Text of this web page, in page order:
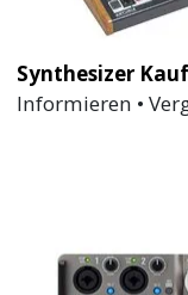
Synthesizer
Informieren •